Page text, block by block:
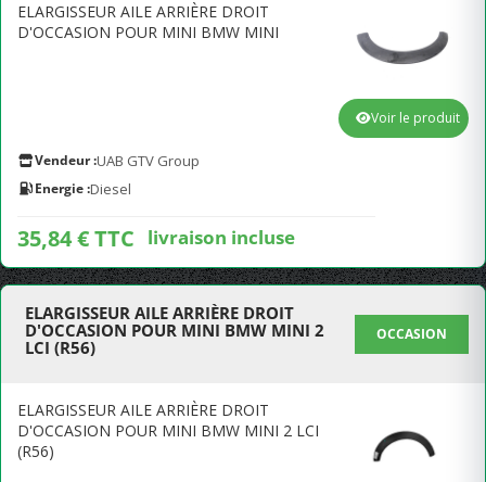
ELARGISSEUR AILE ARRIÈRE DROIT
D'OCCASION POUR MINI BMW MINI
Vendeur :UAB GTV Group
Energie :Diesel
35,84 € TTC livraison incluse
Voir le produit
ELARGISSEUR AILE ARRIÈRE DROIT
D'OCCASION POUR MINI BMW MINI 2
LCI (R56)
OCCASION
ELARGISSEUR AILE ARRIÈRE DROIT
D'OCCASION POUR MINI BMW MINI 2 LCI
(R56)